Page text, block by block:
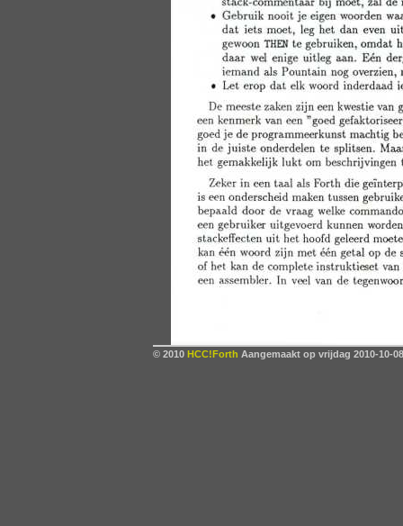
© 2010 HCC!Forth Aangemaakt op vrijdag 2010-10-